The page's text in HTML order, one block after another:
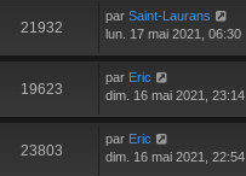
s
a
21932
par Saint-Laurans
lun. 17 mai 2021, 06:30
19623
par Eric
dim. 16 mai 2021, 23:14
23803
par Eric
dim. 16 mai 2021, 22:54